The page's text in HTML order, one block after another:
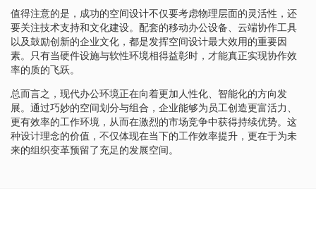
值得注意的是，成功的空间设计不仅要考虑物理层面的灵活性，还
要关注技术支持和文化建设。配套的移动办公设备、云端协作工具
以及鼓励创新的企业文化，都是发挥空间设计最大效用的重要因
素。只有当硬件设施与软性环境相得益彰时，才能真正实现协作效
率的质的飞跃。
总而言之，现代办公环境正在向着更加人性化、智能化的方向发
展。通过巧妙的空间划分与组合，企业能够为员工创造更富活力、
更有效率的工作环境，从而在激烈的市场竞争中获得持续优势。这
种设计理念的价值，不仅体现在当下的工作效率提升，更在于为未
来的组织变革预留了充足的发展空间。